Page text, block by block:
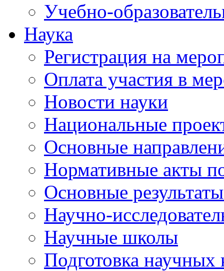
Учебно-
Наука
Регистрация на
Оплата участия в
Новости науки
Национальные
Основные
Нормативные акты
Основные
Научно-
Научные школы
Подготовка научных